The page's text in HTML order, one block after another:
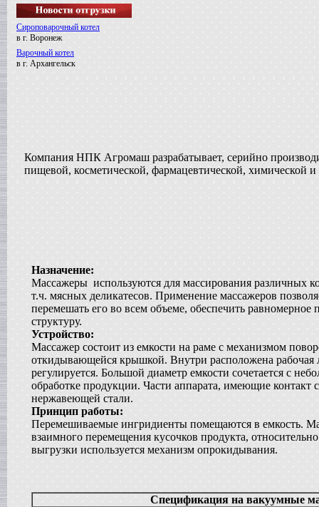
Сироповарочный котел
в г. Воронеж
Варочный котел
в г. Архангельск
Диссольвер
в г. Выкса
в г.Клин
Вакуумный реактор
в г. Рязань
Смеситель типа "Пьяная бочка"
в г. Воронеж
Варочный котел
в г. Анапу
Сироповарочный котел
в г. Ростов-на-Дону
Диссольвер
в г. Дмитров
Жиротопка
в г. Серов
Смеситель типа "Пьяная бочка"
в г. Вологду
Компания НПК Агромаш разрабатывает, серийно
пищевой, косметической, фармацевтической, химической
Назначение:
Массажеры используются для массирования различных
т.ч. мясных деликатесов. Применение массажеров
перемешать его во всем объеме, обеспечить равномерное
структуру.
Устройство:
Массажер состоит из емкости на раме с механизмом
откидывающейся крышкой. Внутри расположена рабочая
регулируется. Большой диаметр емкости сочетается с
обработке продукции. Части аппарата, имеющие контакт
нержавеющей стали.
Принцип работы:
Перемешиваемые ингридиенты помещаются в емкость.
взаимного перемещения кусочков продукта,
выгрузки используется механизм опрокидывания.
Спецификация на вакуумные